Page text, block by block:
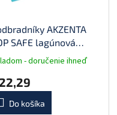
AKZENTA
SAFE lagúnová
- doručenie ihneď
Do košíka